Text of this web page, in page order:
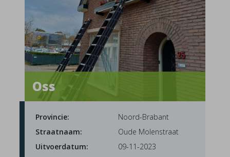
Oss
Provincie:
Noord-Brabant
Straatnaam:
Oude Molenstraat
Uitvoerdatum:
09-11-2023